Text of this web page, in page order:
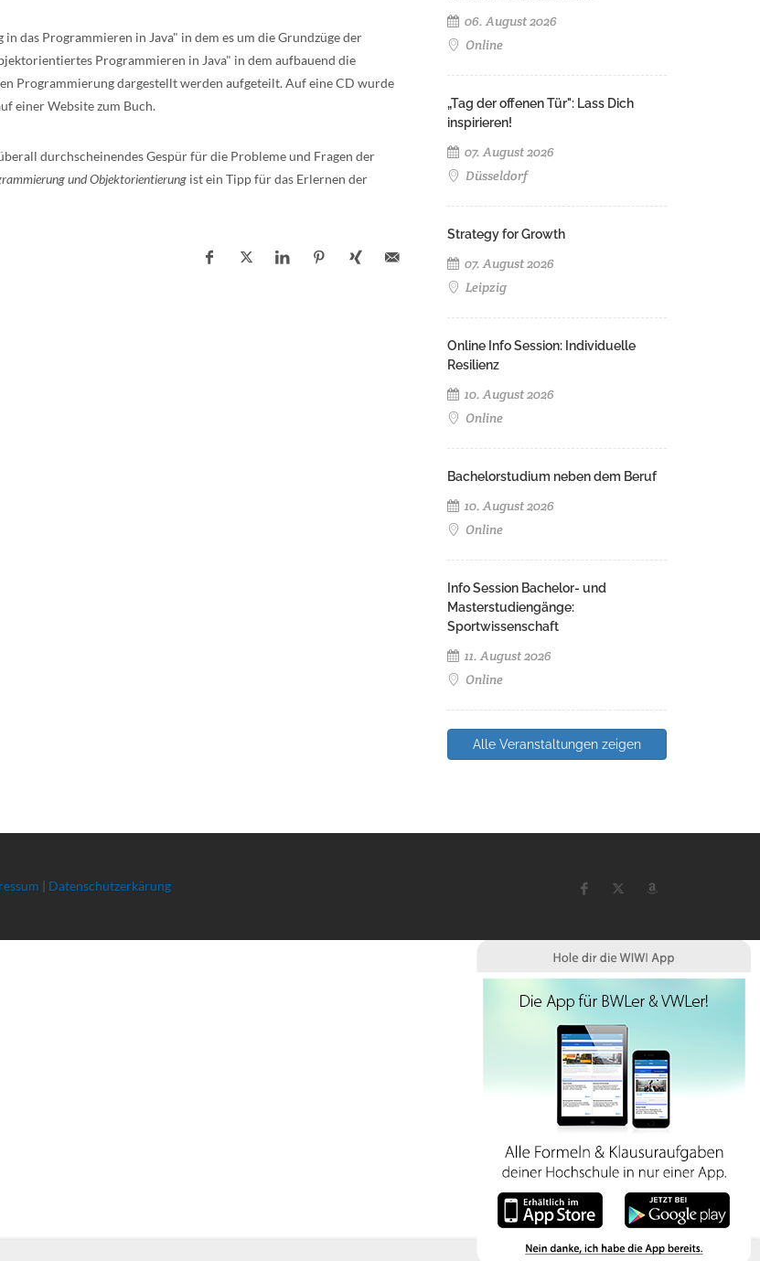
in das Programmieren in Java" in dem es um die Grundzüge der
Programmieren in Java" in dem aufbauend die
Programmierung dargestellt werden aufgeteilt. Auf eine CD wurde
einer Website zum Buch.
durchscheinendes Gespür für die Probleme und Fragen der
und Objektorientierung ist ein Tipp für das Erlernen der
06. August 2026
Online
„Tag der offenen Tür": Lass Dich
inspirieren!
07. August 2026
Düsseldorf
Strategy for Growth
07. August 2026
Leipzig
Online Info Session: Individuelle
Resilienz
10. August 2026
Online
Bachelorstudium neben dem Beruf
10. August 2026
Online
Info Session Bachelor- und
Masterstudiengänge:
Sportwissenschaft
11. August 2026
Online
Alle Veranstaltungen zeigen
| Datenschutzerkärung